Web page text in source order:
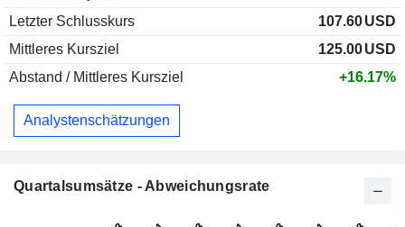
Letzter Schlusskurs
107.60USD
Mittleres Kursziel
125.00USD
Abstand / Mittleres Kursziel
+16.17%
Analystenschätzungen
Quartalsumsätze - Abweichungsrate